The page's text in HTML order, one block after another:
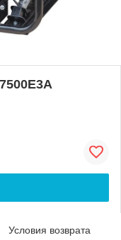
Условия возврата